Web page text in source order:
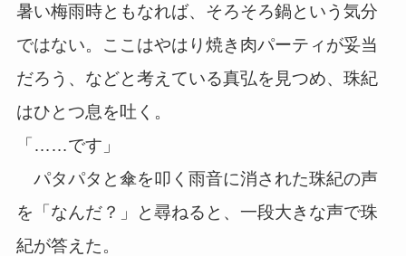
暑い梅雨時ともなれば、そろそろ鍋という気分
ではない。ここはやはり焼き肉パーティが妥当
だろう、などと考えている真弘を見つめ、珠紀
はひとつ息を吐く。
「……です」
パタパタと傘を叩く雨音に消された珠紀の声
を「なんだ？」と尋ねると、一段大きな声で珠
紀が答えた。